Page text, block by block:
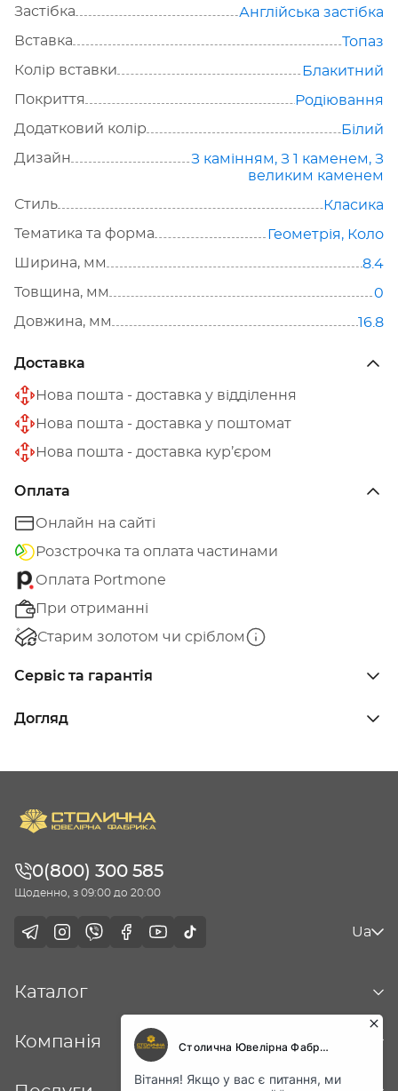
Застібка
Англійська застібка
Вставка
Топаз
Колір вставки
Блакитний
Покриття
Родіювання
Додатковий колір
Білий
Дизайн
З камінням, З 1 каменем, З
великим каменем
Стиль
Класика
Тематика та форма
Геометрія, Коло
Ширина, мм
8.4
Товщина, мм
0
Довжина, мм
16.8
Доставка
Нова пошта - доставка у відділення
Нова пошта - доставка у поштомат
Нова пошта - доставка кур’єром
Оплата
Онлайн на сайті
Розстрочка та оплата частинами
Оплата Portmone
При отриманні
Старим золотом чи сріблом
Сервіс та гарантія
Догляд
0(800) 300 585
Щоденно, з 09:00 до 20:00
Ua
Каталог
Компанія